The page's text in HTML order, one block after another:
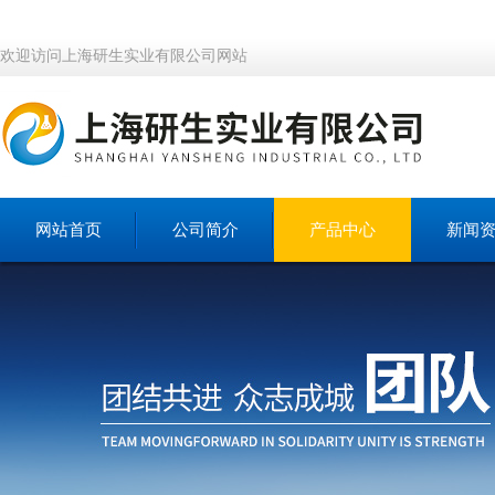
欢迎访问上海研生实业有限公司网站
网站首页 公司简介 产品中心 新闻